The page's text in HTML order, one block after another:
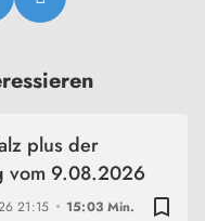
bookmark_border
21:15 15:03 Min.
plus der
vom 9.08.2026